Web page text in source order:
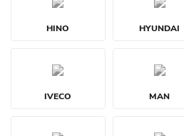
HINO HYUNDAI
IVECO MAN